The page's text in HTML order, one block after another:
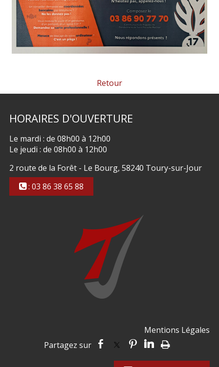
Retour
HORAIRES D'OUVERTURE
Le mardi : de 08h00 à 12h00
Le jeudi : de 08h00 à 12h00
2 route de la Forêt - Le Bourg, 58240 Toury-sur-Jour
: 03 86 38 65 88
Mentions Légales